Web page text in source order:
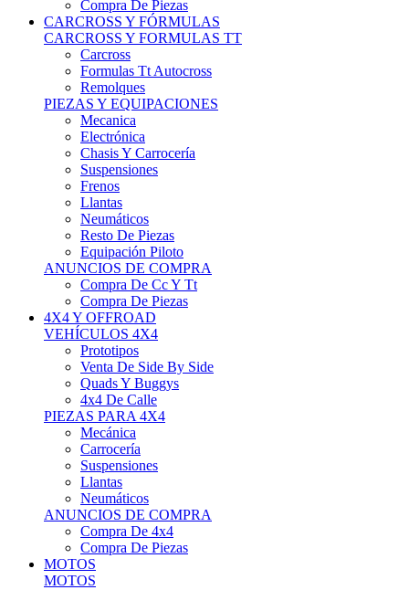
CARCROSS Y FORMULAS TT
Carcross
Formulas Tt Autocross
Remolques
PIEZAS Y EQUIPACIONES
Mecanica
Electrónica
Chasis Y Carrocería
Suspensiones
Frenos
Llantas
Neumáticos
Resto De Piezas
Equipación Piloto
ANUNCIOS DE COMPRA
Compra De Cc Y Tt
Compra De Piezas
4X4 Y OFFROAD
VEHÍCULOS 4X4
Prototipos
Venta De Side By Side
Quads Y Buggys
4x4 De Calle
PIEZAS PARA 4X4
Mecánica
Carrocería
Suspensiones
Llantas
Neumáticos
ANUNCIOS DE COMPRA
Compra De 4x4
Compra De Piezas
MOTOS
MOTOS
Motos De Circuito